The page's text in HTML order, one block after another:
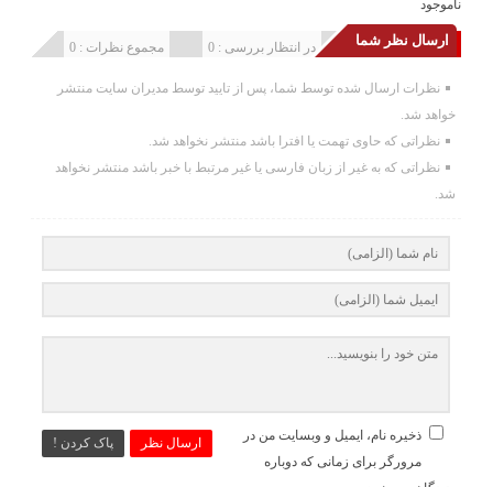
ناموجود
ارسال نظر شما مجموع نظرات : 0 در انتظار بررسی : 0 انتشار یافته : 0
نظرات ارسال شده توسط شما، پس از تایید توسط مدیران سایت منتشر
خواهد شد.
نظراتی که حاوی تهمت یا افترا باشد منتشر نخواهد شد.
نظراتی که به غیر از زبان فارسی یا غیر مرتبط با خبر باشد منتشر نخواهد
شد.
ارسال نظر پاک کردن !
ذخیره نام، ایمیل و وبسایت من در
مرورگر برای زمانی که دوباره